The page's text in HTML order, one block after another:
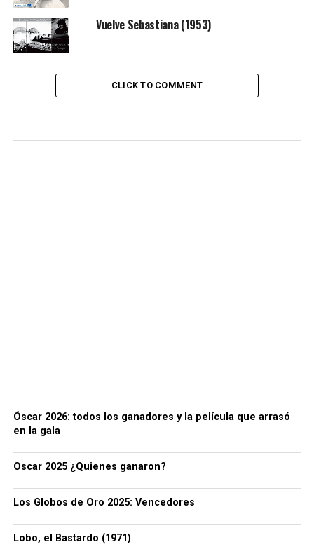
Vuelve Sebastiana (1953)
CLICK TO COMMENT
Óscar 2026: todos los ganadores y la película que arrasó
en la gala
Oscar 2025 ¿Quienes ganaron?
Los Globos de Oro 2025: Vencedores
Lobo, el Bastardo (1971)